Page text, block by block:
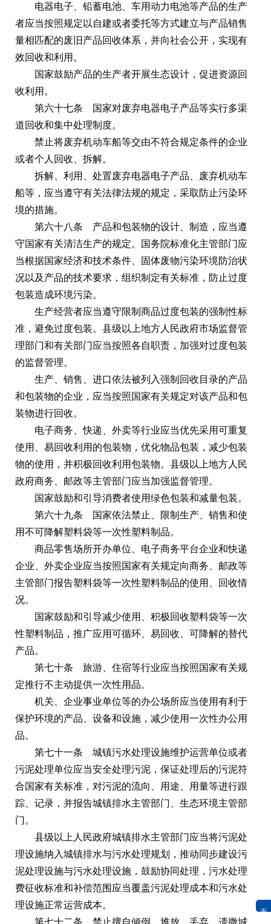
电器电子、铅蓄电池、车用动力电池等产品的生产
者应当按照规定以自建或者委托等方式建立与产品销售
量相匹配的废旧产品回收体系，并向社会公开，实现有
效回收和利用。
国家鼓励产品的生产者开展生态设计，促进资源回
收利用。
第六十七条 国家对废弃电器电子产品等实行多渠
道回收和集中处理制度。
禁止将废弃机动车船等交由不符合规定条件的企业
或者个人回收、拆解。
拆解、利用、处置废弃电器电子产品、废弃机动车
船等，应当遵守有关法律法规的规定，采取防止污染环
境的措施。
第六十八条 产品和包装物的设计、制造，应当遵
守国家有关清洁生产的规定。国务院标准化主管部门应
当根据国家经济和技术条件、固体废物污染环境防治状
况以及产品的技术要求，组织制定有关标准，防止过度
包装造成环境污染。
生产经营者应当遵守限制商品过度包装的强制性标
准，避免过度包装。县级以上地方人民政府市场监督管
理部门和有关部门应当按照各自职责，加强对过度包装
的监督管理。
生产、销售、进口依法被列入强制回收目录的产品
和包装物的企业，应当按照国家有关规定对该产品和包
装物进行回收。
电子商务、快递、外卖等行业应当优先采用可重复
使用、易回收利用的包装物，优化物品包装，减少包装
物的使用，并积极回收利用包装物。县级以上地方人民
政府商务、邮政等主管部门应当加强监督管理。
国家鼓励和引导消费者使用绿色包装和减量包装。
第六十九条 国家依法禁止、限制生产、销售和使
用不可降解塑料袋等一次性塑料制品。
商品零售场所开办单位、电子商务平台企业和快递
企业、外卖企业应当按照国家有关规定向商务、邮政等
主管部门报告塑料袋等一次性塑料制品的使用、回收情
况。
国家鼓励和引导减少使用、积极回收塑料袋等一次
性塑料制品，推广应用可循环、易回收、可降解的替代
产品。
第七十条 旅游、住宿等行业应当按照国家有关规
定推行不主动提供一次性用品。
机关、企业事业单位等的办公场所应当使用有利于
保护环境的产品、设备和设施，减少使用一次性办公用
品。
第七十一条 城镇污水处理设施维护运营单位或者
污泥处理单位应当安全处理污泥，保证处理后的污泥符
合国家有关标准，对污泥的流向、用途、用量等进行跟
踪、记录，并报告城镇排水主管部门、生态环境主管部
门。
县级以上人民政府城镇排水主管部门应当将污泥处
理设施纳入城镇排水与污水处理规划，推动同步建设污
泥处理设施与污水处理设施，鼓励协同处理，污水处理
费征收标准和补偿范围应当覆盖污泥处理成本和污水处
理设施正常运营成本。
第七十二条 禁止擅自倾倒、堆放、丢弃、遗撒城
无障碍浏览